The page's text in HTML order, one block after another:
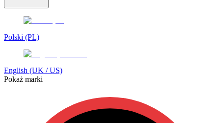
Polski (PL)
English (UK / US)
Pokaż marki